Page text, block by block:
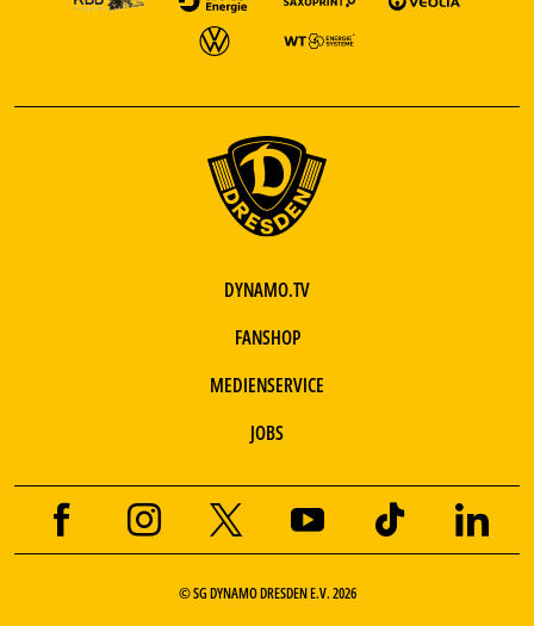
DYNAMO.TV
FANSHOP
MEDIENSERVICE
JOBS
© SG DYNAMO DRESDEN E.V. 2026